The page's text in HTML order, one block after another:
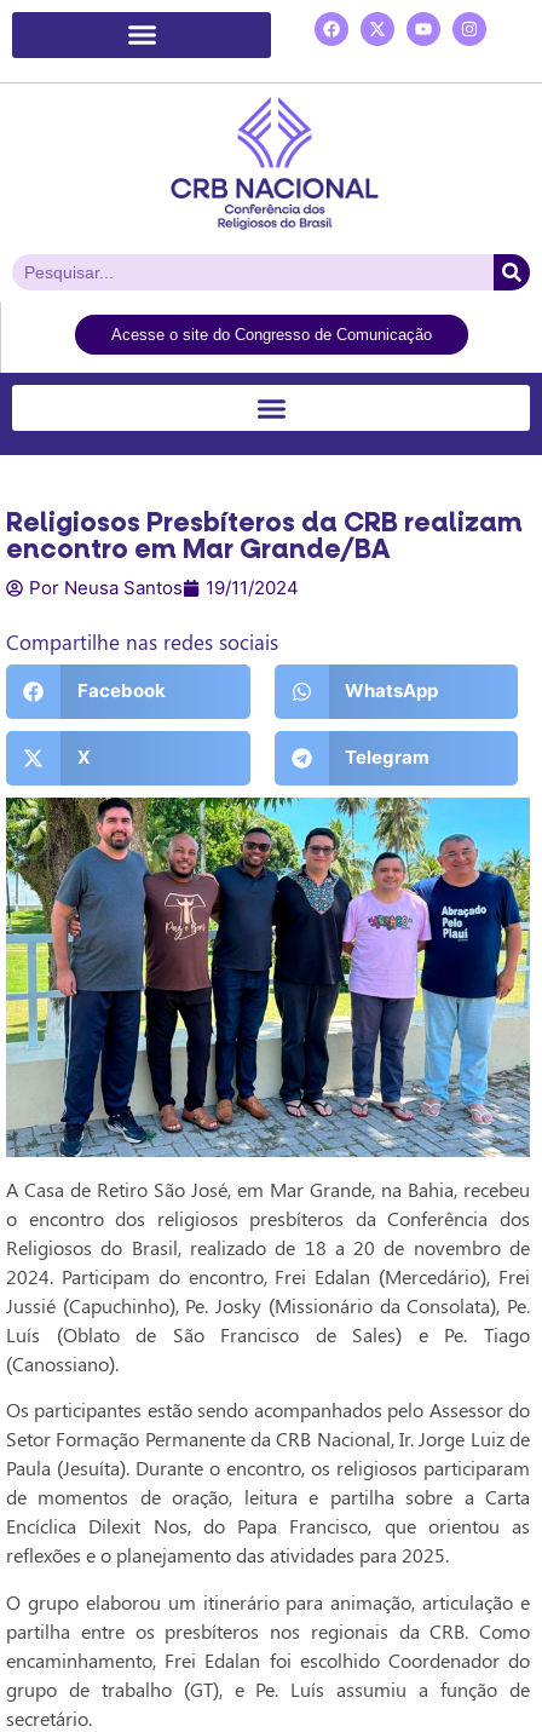
Acesse o site do Congresso de Comunicação
Religiosos Presbíteros da CRB realizam
encontro em Mar Grande/BA
Por Neusa Santos 19/11/2024
Compartilhe nas redes sociais
Facebook WhatsApp
X Telegram
A Casa de Retiro São José, em Mar Grande, na Bahia, recebeu
o encontro dos religiosos presbíteros da Conferência dos
Religiosos do Brasil, realizado de 18 a 20 de novembro de
2024. Participam do encontro, Frei Edalan (Mercedário), Frei
Jussié (Capuchinho), Pe. Josky (Missionário da Consolata), Pe.
Luís (Oblato de São Francisco de Sales) e Pe. Tiago
(Canossiano).
Os participantes estão sendo acompanhados pelo Assessor do
Setor Formação Permanente da CRB Nacional, Ir. Jorge Luiz de
Paula (Jesuíta). Durante o encontro, os religiosos participaram
de momentos de oração, leitura e partilha sobre a Carta
Encíclica Dilexit Nos, do Papa Francisco, que orientou as
reflexões e o planejamento das atividades para 2025.
O grupo elaborou um itinerário para animação, articulação e
partilha entre os presbíteros nos regionais da CRB. Como
encaminhamento, Frei Edalan foi escolhido Coordenador do
grupo de trabalho (GT), e Pe. Luís assumiu a função de
secretário.